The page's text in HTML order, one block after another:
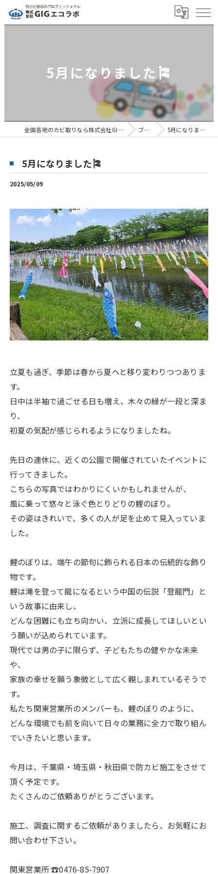
5月になりました🎏
全国各地のカビ取りなら株式会社GIGエコラボ ブログ 5月になりました🎏
5月になりました🎏
2025/05/09
立夏も過ぎ、季節は春から夏へと移り変わりつつありま
す。
日中は半袖で過ごせる日も増え、木々の緑が一段と深ま
り、
初夏の気配が感じられるようになりましたね。
先日の連休に、近くの公園で開催されていたイベントに
行ってきました。
こちらの写真ではわかりにくいかもしれませんが、
風に乗って悠々と泳ぐ色とりどりの鯉のぼり。
その姿はきれいで、多くの人が足を止めて見入っていま
した。
鯉のぼりは、端午の節句に飾られる日本の伝統的な飾り
物です。
鯉は滝を登って龍になるという中国の伝説「登龍門」と
いう故事に由来し、
どんな困難にも立ち向かい、立派に成長してほしいとい
う願いが込められています。
現代では男の子に限らず、子どもたちの健やかな未来
や、
家族の幸せを願う象徴として広く親しまれているそうで
す。
私たち関東営業所のメンバーも、鯉のぼりのように、
どんな環境でも前を向いて日々の業務に全力で取り組ん
でいきたいと思います。
今月は、千葉県・埼玉県・秋田県で防カビ施工をさせて
頂く予定です。
たくさんのご依頼ありがとうございます。
施工、調査に関するご依頼がありましたら、お気軽にお
問い合わせ下さい。
関東営業所 ☎0476-85-7907